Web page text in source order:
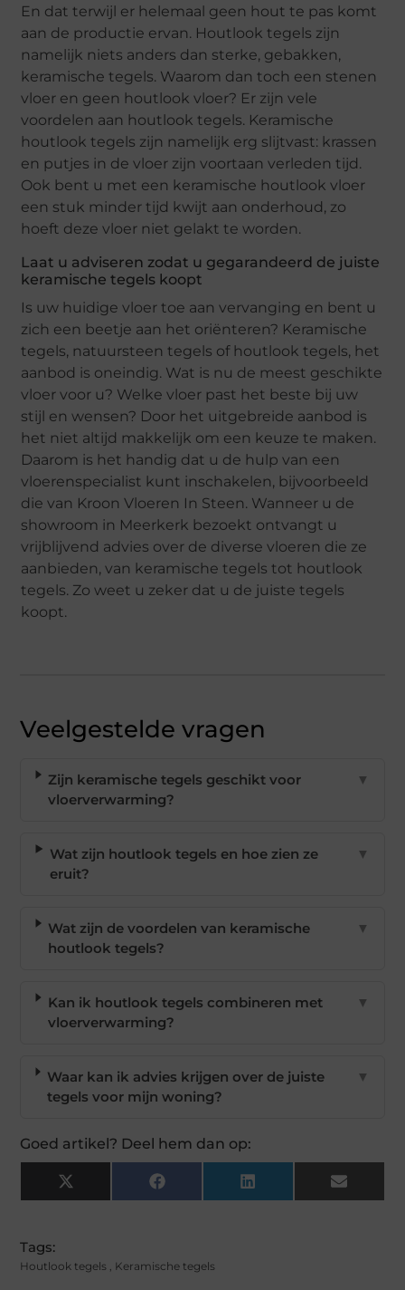
En dat terwijl er helemaal geen hout te pas komt
aan de productie ervan. Houtlook tegels zijn
namelijk niets anders dan sterke, gebakken,
keramische tegels. Waarom dan toch een stenen
vloer en geen houtlook vloer? Er zijn vele
voordelen aan houtlook tegels. Keramische
houtlook tegels zijn namelijk erg slijtvast: krassen
en putjes in de vloer zijn voortaan verleden tijd.
Ook bent u met een keramische houtlook vloer
een stuk minder tijd kwijt aan onderhoud, zo
hoeft deze vloer niet gelakt te worden.
Laat u adviseren zodat u gegarandeerd de juiste
keramische tegels koopt
Is uw huidige vloer toe aan vervanging en bent u
zich een beetje aan het oriënteren? Keramische
tegels, natuursteen tegels of houtlook tegels, het
aanbod is oneindig. Wat is nu de meest geschikte
vloer voor u? Welke vloer past het beste bij uw
stijl en wensen? Door het uitgebreide aanbod is
het niet altijd makkelijk om een keuze te maken.
Daarom is het handig dat u de hulp van een
vloerenspecialist kunt inschakelen, bijvoorbeeld
die van Kroon Vloeren In Steen. Wanneer u de
showroom in Meerkerk bezoekt ontvangt u
vrijblijvend advies over de diverse vloeren die ze
aanbieden, van keramische tegels tot houtlook
tegels. Zo weet u zeker dat u de juiste tegels
koopt.
Veelgestelde vragen
Zijn keramische tegels geschikt voor
vloerverwarming?
▼
Wat zijn houtlook tegels en hoe zien ze
eruit?
▼
Wat zijn de voordelen van keramische
houtlook tegels?
▼
Kan ik houtlook tegels combineren met
vloerverwarming?
▼
Waar kan ik advies krijgen over de juiste
tegels voor mijn woning?
▼
Goed artikel? Deel hem dan op:
X
(Twitter)
Facebook LinkedIn Email
Tags:
Houtlook tegels , Keramische tegels